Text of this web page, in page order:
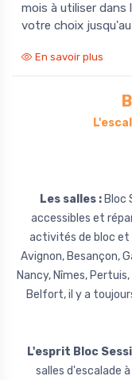
mois à utiliser dans
votre choix
En savoir plus
Les salles :Bloc
accessibles et
activités de bloc et
Avignon, Besançon,
Nancy, Nîmes,
Belfort, il y a
L'esprit Bloc
salles d'escalade